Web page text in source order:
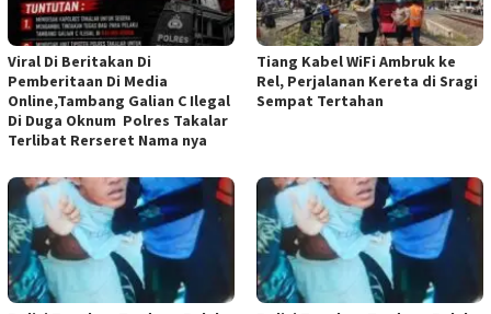
Viral Di Beritakan Di
Pemberitaan Di Media
Online,Tambang Galian C Ilegal
Di Duga Oknum Polres Takalar
Terlibat Rerseret Nama nya
Tiang Kabel WiFi Ambruk ke
Rel, Perjalanan Kereta di Sragi
Sempat Tertahan